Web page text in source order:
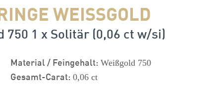
WEISSGOLD
750 1 x Solitär (0,06 ct w/si)
Material / Feingehalt: Weißgold 750
Gesamt-Carat: 0,06 ct